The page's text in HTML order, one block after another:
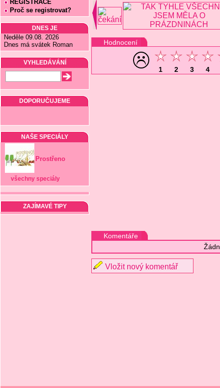
REGISTRACE
Proč se registrovat?
DNES JE
Neděle 09.08. 2026
Dnes má svátek Roman
VYHLEDÁVÁNÍ
DOPORUČUJEME
NAŠE SPECIÁLY
Prostřeno
všechny speciály
ZAJÍMAVÉ TIPY
Hodnocení
1 2 3 4
Komentáře
Vložit nový komentář